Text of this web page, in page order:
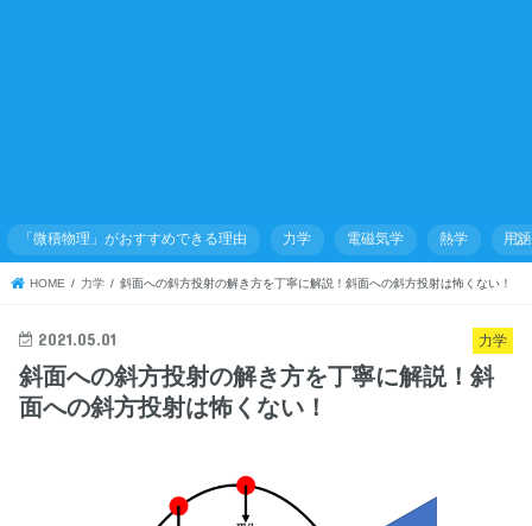
「微積物理」がおすすめできる理由 力学 電磁気学 熱学 用
HOME 力学 斜面への斜方投射の解き方を丁寧に解説！斜面への斜方投射は怖くない！
力学
2021.05.01
斜面への斜方投射の解き方を丁寧に解説！斜
面への斜方投射は怖くない！